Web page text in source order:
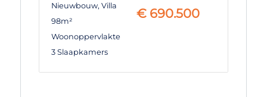
Nieuwbouw, Villa
98m²
Woonoppervlakte
3 Slaapkamers
€ 690.500